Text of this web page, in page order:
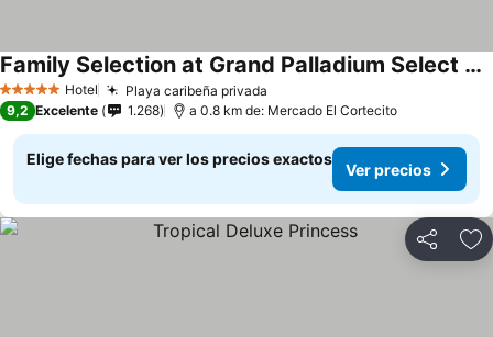
5 Estrellas Hotel Playa caribeña privada
Family Selection at Grand Palladium Select Bávaro
Ver precios
9,2 Excelente 1.268 a 0.8 km de: Mercado El Cortecito
Elige fechas para ver los precios exactos
Ver precios
Compartir